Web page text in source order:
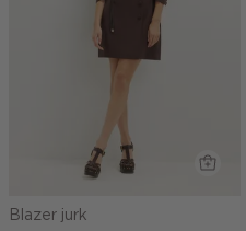
Blazer jurk